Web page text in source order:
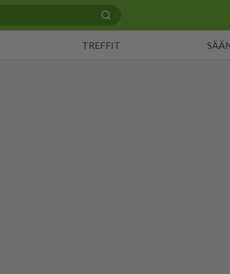
TREFFIT